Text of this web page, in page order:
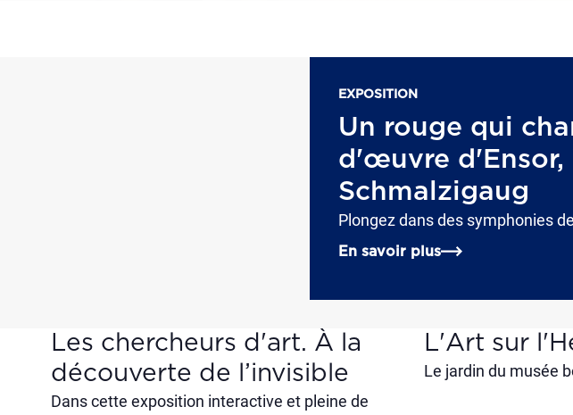
EXPOSITION
Un rouge qui
d'œuvre d'Ensor,
Schmalzigaug
Plongez dans des symphonies
En savoir plus
Les chercheurs d'art. À la
découverte de l’invisible
Dans cette exposition interactive et pleine de
L'Art sur
Le jardin du musée